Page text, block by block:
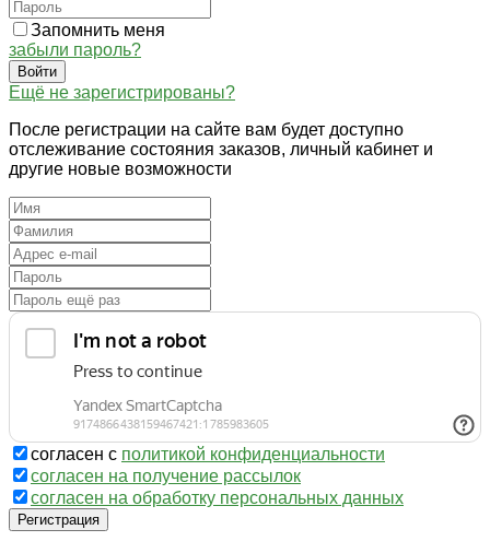
Запомнить меня
забыли пароль?
Войти
Ещё не зарегистрированы?
После регистрации на сайте вам будет доступно
отслеживание состояния заказов, личный кабинет и
другие новые возможности
согласен с политикой конфиденциальности
согласен на получение рассылок
согласен на обработку персональных данных
Регистрация